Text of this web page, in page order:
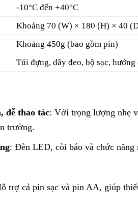
-10°C đến +40°C
Khoảng 70 (W) × 180 (H) × 40
Khoảng 450g (bao gồm pin)
Túi đựng, dây đeo, bộ sạc, hướng
dễ thao tác: Với trọng lượng nhẹ
trường.
: Đèn LED, còi báo và chức
trợ cả pin sạc và pin AA, giúp